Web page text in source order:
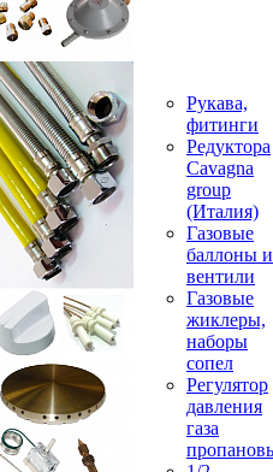
Рукава,
фитинги
Редуктора
Cavagna
group
(Италия)
Газовые
баллоны и
вентили
Газовые
жиклеры,
наборы
сопел
Регулятор
давления
газа